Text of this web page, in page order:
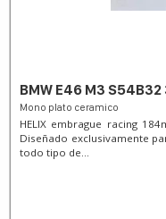
BMW E46 M3 S54B32
Mono plato ceramico
HELIX embrague racing
Diseñado exclusivamente
todo tipo de...